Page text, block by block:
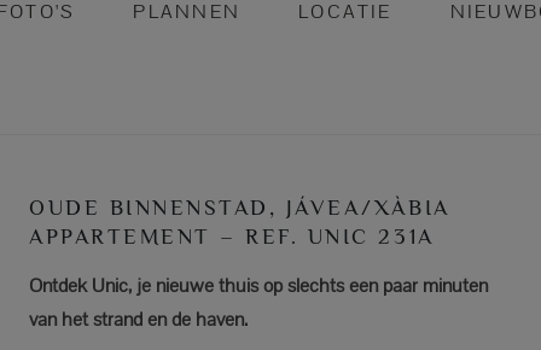
PLANNEN LOCATIE
OUDE BINNENSTAD, JÁVEA/XÀBIA
APPARTEMENT – REF. UNIC 231A
Ontdek Unic, je nieuwe thuis op slechts een paar minuten
van het strand en de haven.